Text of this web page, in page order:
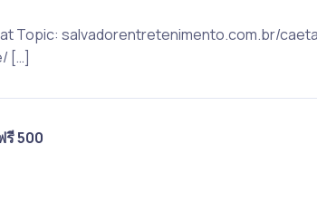
Topic: salvadorentretenimento.com.br/
[…]
รี 500